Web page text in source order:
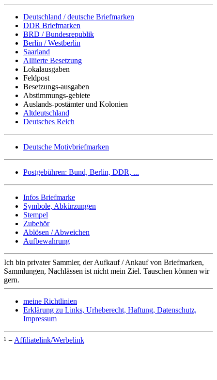
Deutschland / deutsche Briefmarken
DDR Briefmarken
BRD / Bundesrepublik
Berlin / Westberlin
Saarland
Alliierte Besetzung
Lokalausgaben
Feldpost
Besetzungs-ausgaben
Abstimmungs-gebiete
Auslands-postämter und Kolonien
Altdeutschland
Deutsches Reich
Deutsche Motivbriefmarken
Postgebühren: Bund, Berlin, DDR, ...
Infos Briefmarke
Symbole, Abkürzungen
Stempel
Zubehör
Ablösen / Abweichen
Aufbewahrung
Ich bin privater Sammler, der Aufkauf / Ankauf von Briefmarken,
Sammlungen, Nachlässen ist nicht mein Ziel. Tauschen können wir
gern.
meine Richtlinien
Erklärung zu Links, Urheberecht, Haftung, Datenschutz,
Impressum
¹ = Affiliatelink/Werbelink